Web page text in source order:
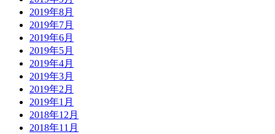
2019年8月
2019年7月
2019年6月
2019年5月
2019年4月
2019年3月
2019年2月
2019年1月
2018年12月
2018年11月